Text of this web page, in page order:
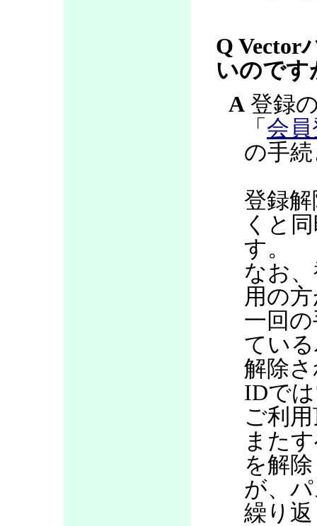
Q Vector
いのです
A 登録
「 会
の手
登録
くと
す。
なお
用の
一回
てい
解除
IDで
ご利
また
を解
が、
繰り